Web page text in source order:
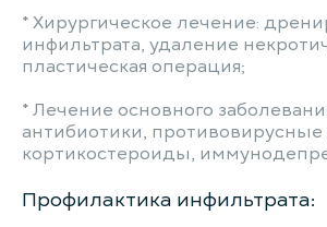
* Хирургическое лечение:
инфильтрата, удаление
пластическая операция;
* Лечение основного
антибиотики,
кортикостероиды,
Профилактика инфильтрата: